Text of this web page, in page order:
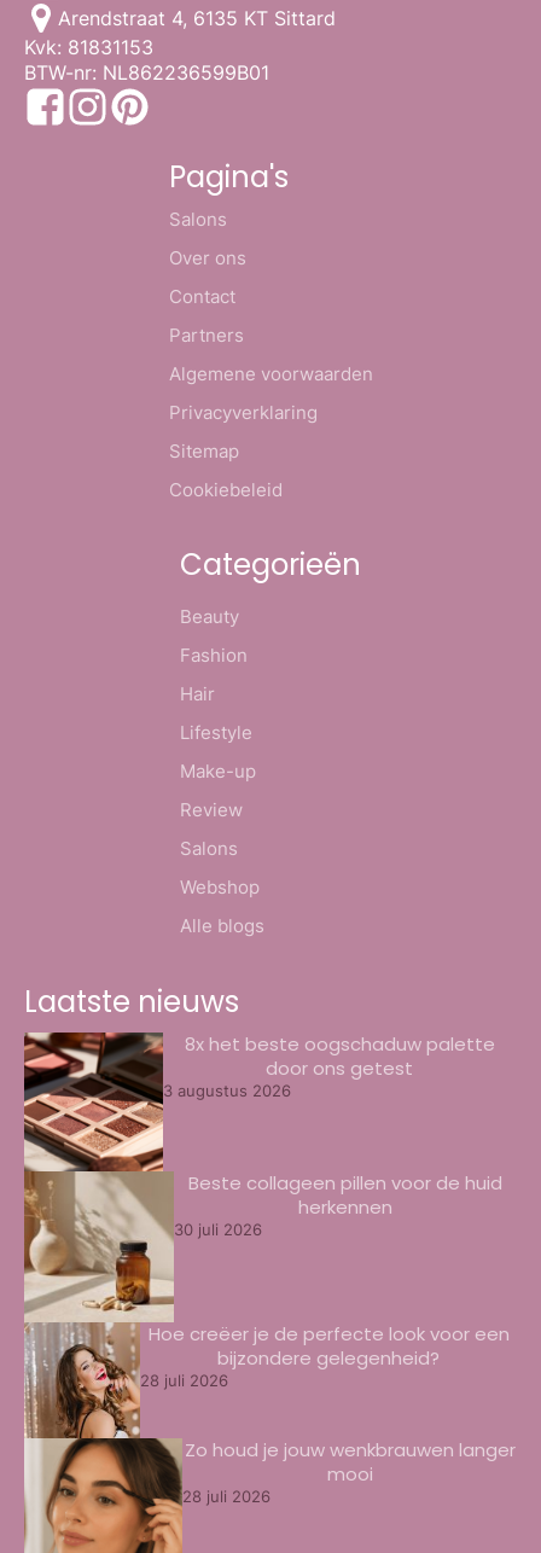
Arendstraat 4, 6135 KT Sittard
Kvk: 81831153
BTW-nr: NL862236599B01
Pagina's
Salons
Over ons
Contact
Partners
Algemene voorwaarden
Privacyverklaring
Sitemap
Cookiebeleid
Categorieën
Beauty
Fashion
Hair
Lifestyle
Make-up
Review
Salons
Webshop
Alle blogs
Laatste nieuws
8x het beste oogschaduw palette
door ons getest
3 augustus 2026
Beste collageen pillen voor de huid
herkennen
30 juli 2026
Hoe creëer je de perfecte look voor een
bijzondere gelegenheid?
28 juli 2026
Zo houd je jouw wenkbrauwen langer
mooi
28 juli 2026